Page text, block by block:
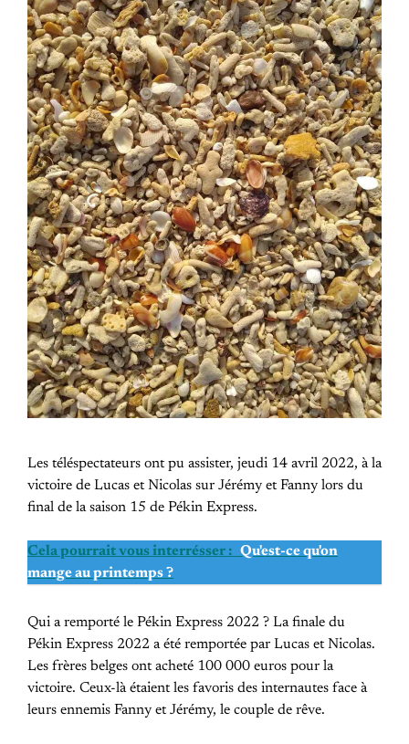
Les téléspectateurs ont pu assister, jeudi 14 avril 2022, à la
victoire de Lucas et Nicolas sur Jérémy et Fanny lors du
final de la saison 15 de Pékin Express.
Cela pourrait vous interrésser : Qu'est-ce qu'on
mange au printemps ?
Qui a remporté le Pékin Express 2022 ? La finale du
Pékin Express 2022 a été remportée par Lucas et Nicolas.
Les frères belges ont acheté 100 000 euros pour la
victoire. Ceux-là étaient les favoris des internautes face à
leurs ennemis Fanny et Jérémy, le couple de rêve.